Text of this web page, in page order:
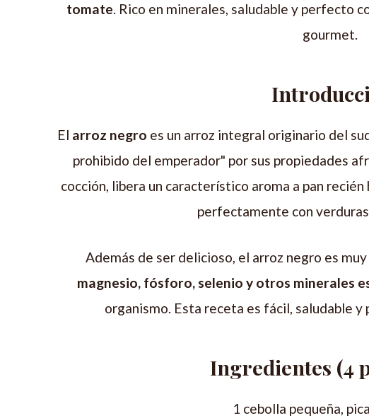
tomate. Rico en minerales, saludable y perfecto
gourmet.
El arroz negro es un arroz integral originario del
prohibido del emperador" por sus propiedades
cocción, libera un característico aroma a pan
perfectamente con
Además de ser delicioso, el arroz negro es
magnesio, fósforo, selenio y otros minerales
organismo. Esta receta es fácil, saludable
Ingredientes (4
1 cebolla pequeña,